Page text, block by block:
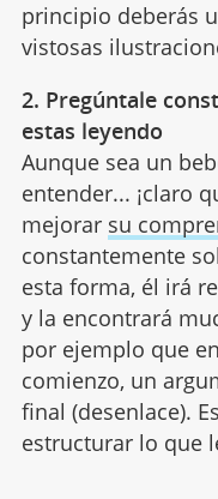
principio deberás
vistosas
2. Pregúntale
estas leyendo
Aunque sea un
entender... ¡claro
mejorar su
constantemente
esta forma, él irá
y la encontrará
por ejemplo que
comienzo, un
final (desenlace).
estructurar lo que